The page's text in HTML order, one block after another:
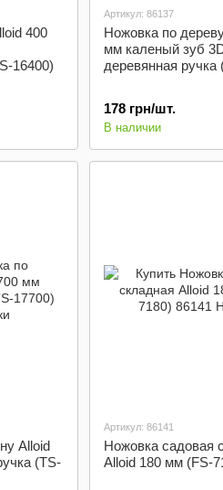
400
16400)
Артикул: 86137
Ножовка по
мм каленый зуб
деревянная ручка
178 грн/шт.
В наличии
Alloid
(TS-
Артикул: 86141
Ножовка садовая
Alloid 180 мм (FS-